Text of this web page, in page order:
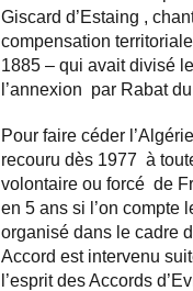
Giscard d’Estaing ,
compensation
1885 – qui avait divisé
l’annexion par Rabat
Pour faire céder
recouru dès 1977 à
volontaire ou forcé de
en 5 ans si l’on compte
organisé dans le cadre
Accord est intervenu
l’esprit des Accords